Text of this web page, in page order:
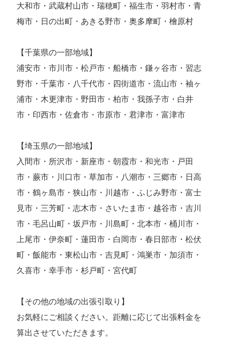
大和市・武蔵村山市・瑞穂町・福生市・羽村市・青
梅市・日の出町・あきる野市・奥多摩町・檜原村
【千葉県の一部地域】
浦安市・市川市・松戸市・船橋市・鎌ヶ谷市・習志
野市・千葉市・八千代市・四街道市・流山市・袖ヶ
浦市・木更津市・野田市・柏市・我孫子市・白井
市・印西市・佐倉市・市原市・君津市・富津市
【埼玉県の一部地域】
入間市・所沢市・新座市・朝霞市・和光市・戸田
市・蕨市・川口市・草加市・八潮市・三郷市・日高
市・鶴ヶ島市・狭山市・川越市・ふじみ野市・富士
見市・三芳町・志木市・さいたま市・越谷市・吉川
市・毛呂山町・坂戸市・川島町・北本市・桶川市・
上尾市・伊奈町・蓮田市・白岡市・春日部市・松伏
町・飯能市・東松山市・吉見町・鴻巣市・加須市・
久喜市・幸手市・杉戸町・宮代町
【その他の地域の出張引取り】
お気軽にご相談ください。距離に応じて出張料金を
算出させていただきます。